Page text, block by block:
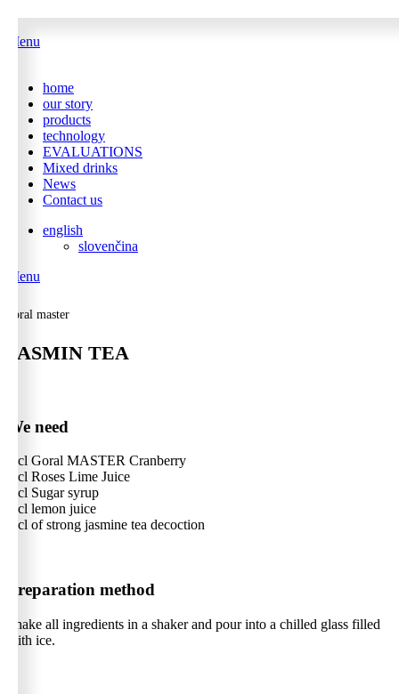
Menu
home
our story
products
technology
EVALUATIONS
Mixed drinks
News
Contact us
english
slovenčina
Menu
goral master
JASMIN TEA
We need
4 cl Goral MASTER Cranberry
1 cl Roses Lime Juice
2 cl Sugar syrup
1 cl lemon juice
4 cl of strong jasmine tea decoction
Preparation method
Shake all ingredients in a shaker and pour into a chilled glass filled
with ice.